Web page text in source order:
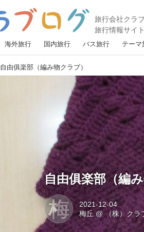
海外旅行 国内旅行 バス旅行 テーマ
自由俱楽部（編み物クラブ）
自由俱楽部（編
梅
2021-12-04
梅丘 @ （株）クラ